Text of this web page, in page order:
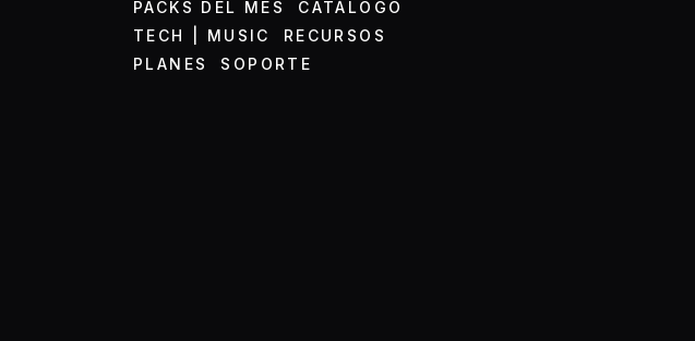
PACKS DEL MES
CATÁLOGO
TECH | MUSIC
RECURSOS
PLANES
SOPORTE